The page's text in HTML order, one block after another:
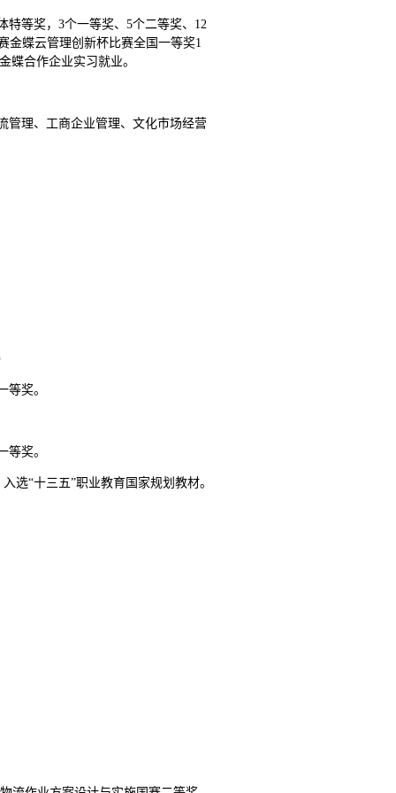
特等奖，3个一等奖、5个二等奖、12
金蝶云管理创新杯比赛全国一等奖1
蝶合作企业实习就业。
管理、工商企业管理、文化市场经营
等奖。
等奖。
选“十三五”职业教育国家规划教材。